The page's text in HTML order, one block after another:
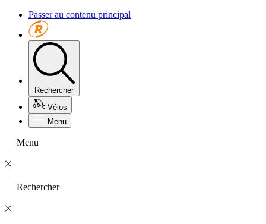
Passer au contenu principal
Rechercher
Vélos
Menu
Menu
Rechercher